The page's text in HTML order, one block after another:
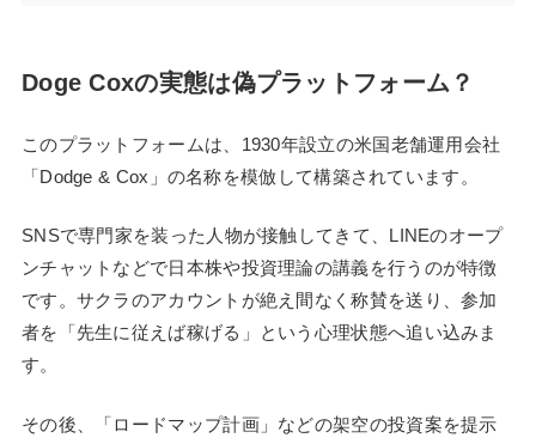
Doge Coxの実態は偽プラットフォーム？
このプラットフォームは、1930年設立の米国老舗運用会社
「Dodge & Cox」の名称を模倣して構築されています。
SNSで専門家を装った人物が接触してきて、LINEのオープ
ンチャットなどで日本株や投資理論の講義を行うのが特徴
です。サクラのアカウントが絶え間なく称賛を送り、参加
者を「先生に従えば稼げる」という心理状態へ追い込みま
す。
その後、「ロードマップ計画」などの架空の投資案を提示